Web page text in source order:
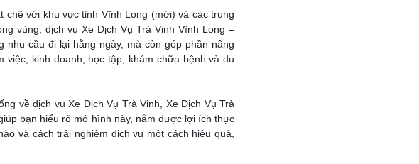
chẽ với khu vực tỉnh Vĩnh Long (mới) và các trung
vùng, dịch vụ Xe Dịch Vụ Trà Vinh Vĩnh Long –
cầu đi lại hằng ngày, mà còn góp phần nâng
kinh doanh, học tập, khám chữa bệnh và du
về dịch vụ Xe Dịch Vụ Trà Vinh, Xe Dịch Vụ Trà
bạn hiểu rõ mô hình này, nắm được lợi ích thực
và cách trải nghiệm dịch vụ một cách hiệu quả,